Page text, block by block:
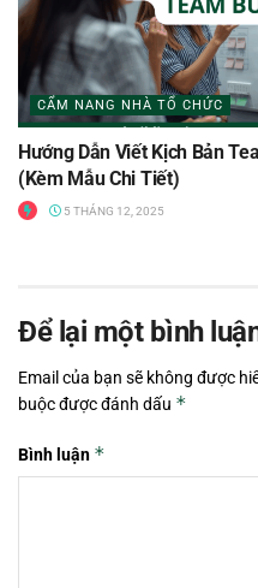
CẨM NANG NHÀ TỔ CHỨC
Hướng Dẫn Viết Kịch Bản
(Kèm Mẫu Chi Tiết)
5 THÁNG 12, 2025
Để lại một bình
Email của bạn sẽ không được
buộc được đánh dấu *
Bình luận *